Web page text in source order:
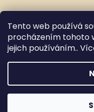
Tento web používá
procházením tohoto
jejich používáním..
Copyright 2021